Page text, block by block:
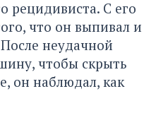
рецидивиста. С его
что он выпивал и
После неудачной
чтобы скрыть
он наблюдал, как